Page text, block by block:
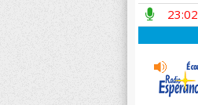
23:02